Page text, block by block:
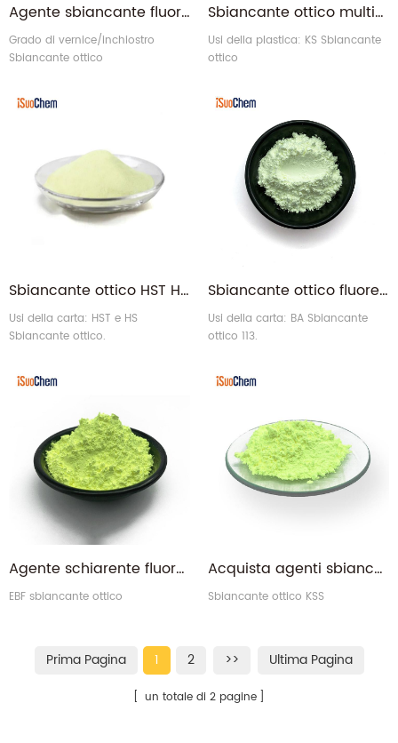
Agente sbiancante fluorescente Sbiancante ottico per vernici e inchiostri
Grado di vernice/inchiostro
Sbiancante ottico
Sbiancante ottico multiuso KS per materie plastiche e fibre sintetiche
Usi della plastica: KS Sbiancante
ottico
Sbiancante ottico HST HS | Fabbricazione della carta Agente sbiancante ottico HS Produttore HST
Usi della carta: HST e HS
Sbiancante ottico.
Sbiancante ottico fluorescente 113 Sbiancante ottico BA per carta
Usi della carta: BA Sbiancante
ottico 113.
Agente schiarente fluorescente non ionico Sbiancante ottico EBF
EBF sbiancante ottico
Acquista agenti sbiancanti ottici Additivi sbiancanti ottici KSS a prezzo all'ingrosso
Sbiancante ottico KSS
Prima Pagina 1 2 >> Ultima Pagina
un totale di 2 pagine